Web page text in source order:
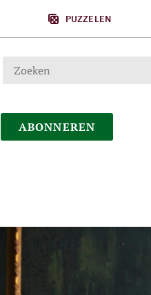
PUZZELEN
ABONNEREN